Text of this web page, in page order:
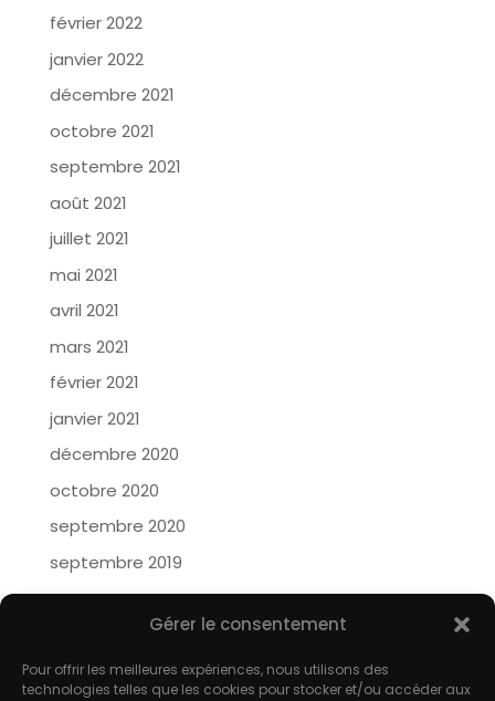
Gérer le consentement
Pour offrir les meilleures expériences, nous utilisons des
technologies telles que les cookies pour stocker et/ou accéder aux
février 2022
janvier 2022
décembre 2021
octobre 2021
septembre 2021
août 2021
juillet 2021
mai 2021
avril 2021
mars 2021
février 2021
janvier 2021
décembre 2020
octobre 2020
septembre 2020
septembre 2019
Flux des publications